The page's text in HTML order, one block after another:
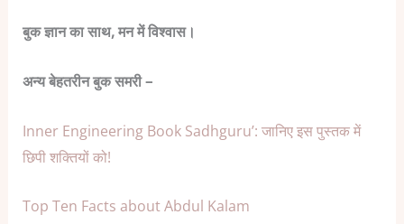
बुक ज्ञान का साथ, मन में विश्वास।
अन्य बेहतरीन बुक समरी –
Inner Engineering Book Sadhguru’: जानिए इस पुस्तक में
छिपी शक्तियों को!
Top Ten Facts about Abdul Kalam